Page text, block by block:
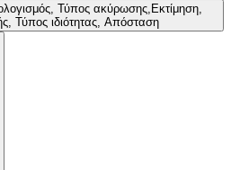
Τύπος ακύρωσης,Εκτίμηση,
Τύπος ιδιότητας, Απόσταση